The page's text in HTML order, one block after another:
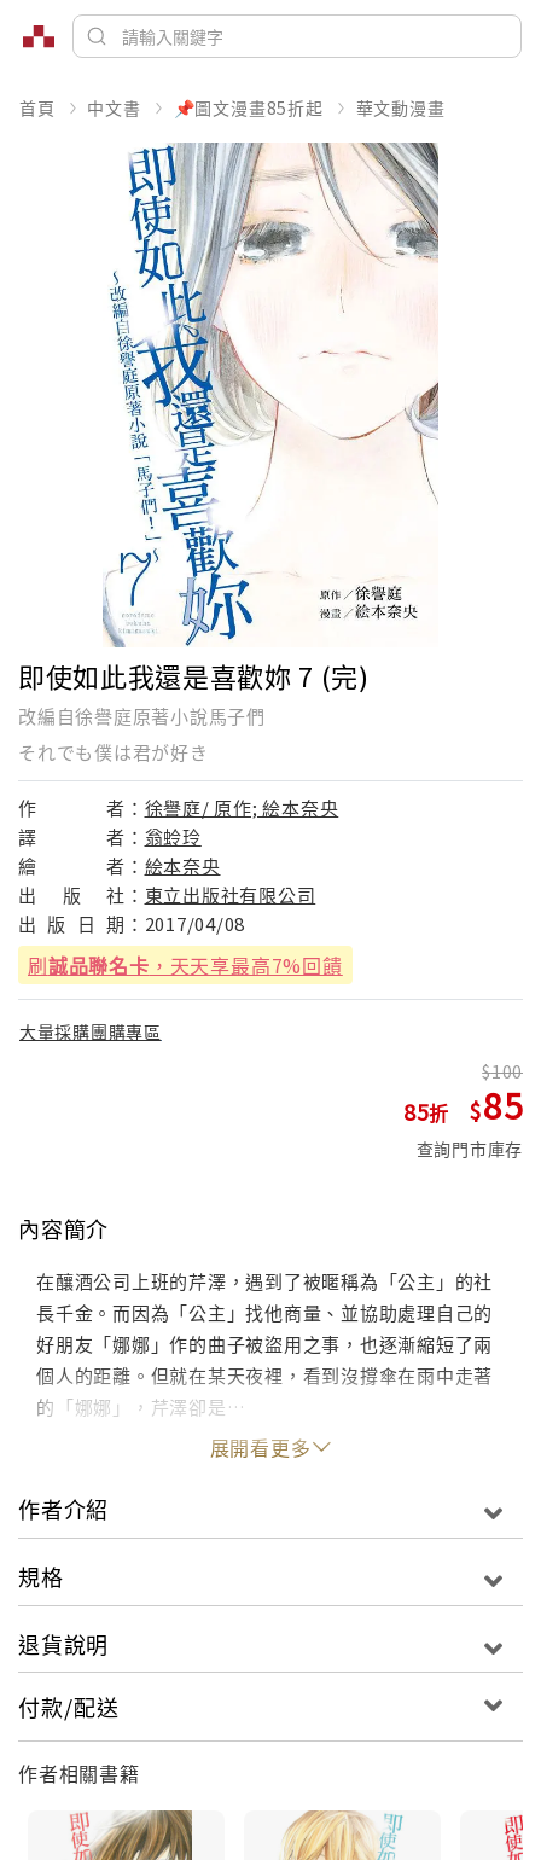
首頁 中文書 📌圖文漫畫85折起 華文動漫畫
即使如此我還是喜歡妳 7 (完)
改編自徐譽庭原著小說馬子們
それでも僕は君が好き
作 者： 徐譽庭/ 原作; 絵本奈央
譯
者： 翁蛉玲
繪
者： 絵本奈央
出
版 社： 東立出版社有限公司
出 版 日 期： 2017/04/08
刷誠品聯名卡 ，天天享最高7%回饋
大量採購團購專區
85
100
85
查詢門市庫存
內容簡介
在釀酒公司上班的芹澤，遇到了被暱稱為「公主」的社
長千金。而因為「公主」找他商量、並協助處理自己的
好朋友「娜娜」作的曲子被盜用之事，也逐漸縮短了兩
個人的距離。但就在某天夜裡，看到沒撐傘在雨中走著
的「娜娜」，芹澤卻是…
展開看更多
作者介紹
規格
退貨說明
付款/配送
作者相關書籍